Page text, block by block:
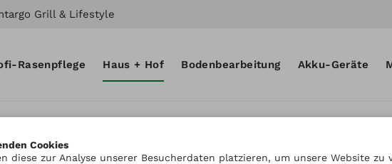
Grill & Lifestyle
Rasenpflege Haus + Hof Bodenbearbeitung Akku-Geräte
Cookies
diese zur Analyse unserer Besucherdaten platzieren, um unsere Website zu